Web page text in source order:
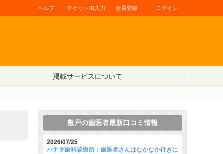
ヘルプ チケットID入力 会員登録 ログイン
掲載サービスについて
敷戸の歯医者最新口コミ情報
2026/07/25
ハナダ歯科診療所：歯医者さんはなかなか行きに